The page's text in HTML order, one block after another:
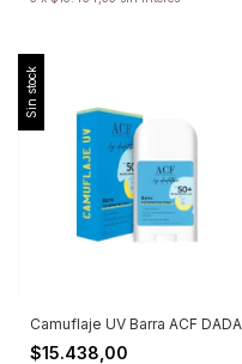
Sin stock
Camuflaje UV Barra ACF DADA
$15.438,00